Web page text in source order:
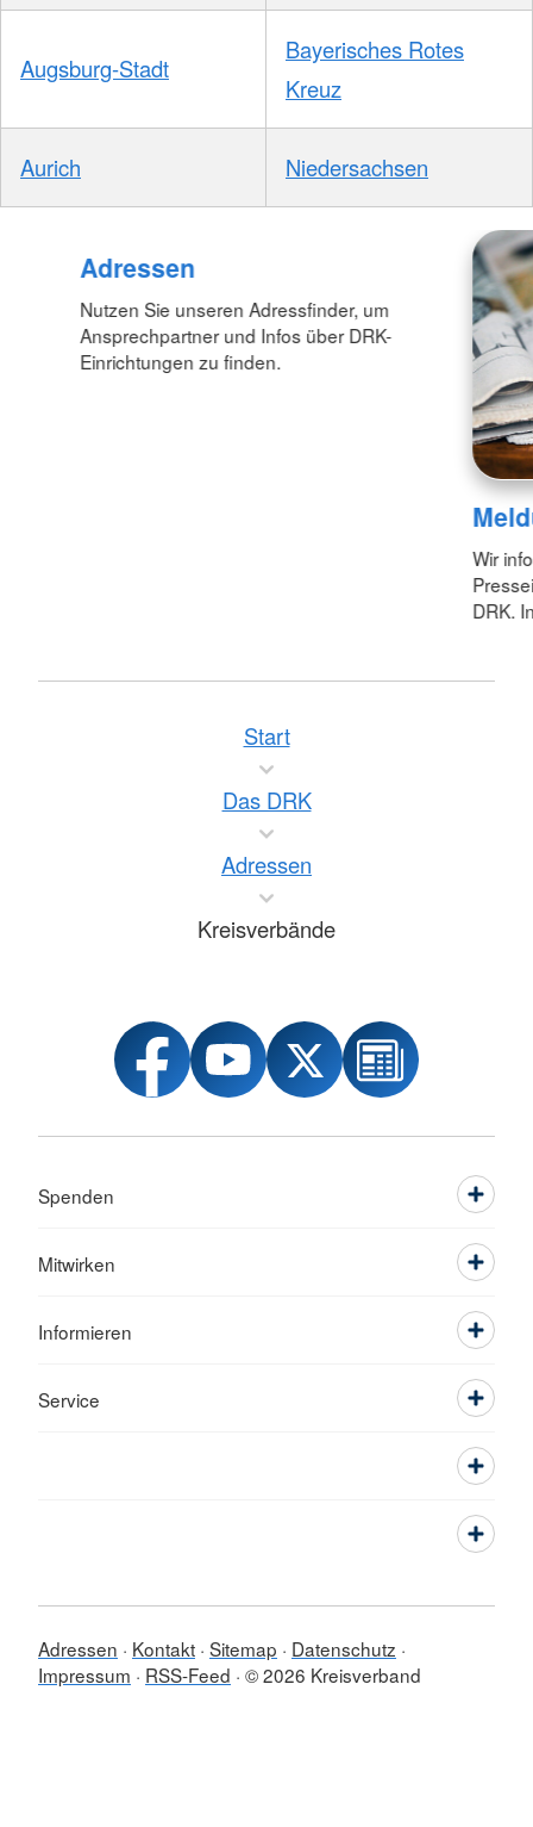
Augsburg-Stadt
Bayerisches Rotes
Kreuz
Aurich Niedersachsen
Foto: A. Zelck / DRKS
Adressen
Nutzen Sie unseren Adressfinder, um
Ansprechpartner und Infos über DRK-
Einrichtungen zu finden.
Wir
DRK.
Start
Das DRK
Adressen
Kreisverbände
Spenden
Mitwirken
Informieren
Service
Adressen Kontakt Sitemap
Datenschutz
Impressum
RSS-Feed © 2026 Kreisverband